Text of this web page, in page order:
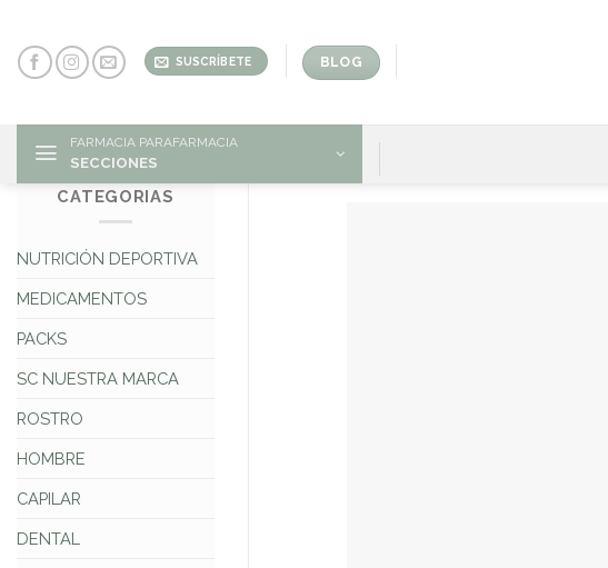
content
SUSCRÍBETE BLOG
FARMACIA PARAFARMACIA
SECCIONES
CATEGORIAS
NUTRICIÓN DEPORTIVA
MEDICAMENTOS
PACKS
SC NUESTRA MARCA
ROSTRO
HOMBRE
CAPILAR
DENTAL